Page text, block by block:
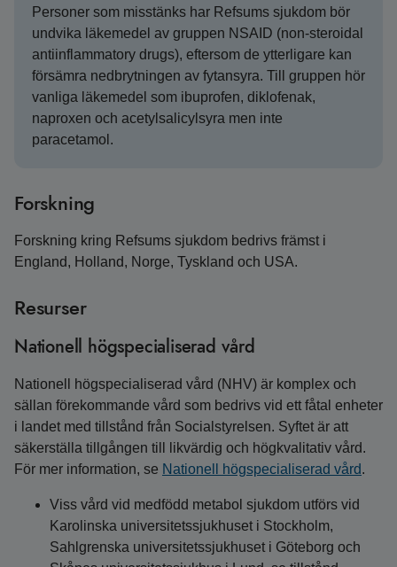
Personer som misstänks har Refsums sjukdom bör
undvika läkemedel av gruppen NSAID (non-steroidal
antiinflammatory drugs), eftersom de ytterligare kan
försämra nedbrytningen av fytansyra. Till gruppen hör
vanliga läkemedel som ibuprofen, diklofenak,
naproxen och acetylsalicylsyra men inte
paracetamol.
Forskning
Forskning kring Refsums sjukdom bedrivs främst i
England, Holland, Norge, Tyskland och USA.
Resurser
Nationell högspecialiserad vård
Nationell högspecialiserad vård (NHV) är komplex och
sällan förekommande vård som bedrivs vid ett fåtal enheter
i landet med tillstånd från Socialstyrelsen. Syftet är att
säkerställa tillgången till likvärdig och högkvalitativ vård.
För mer information, se Nationell högspecialiserad vård.
Viss vård vid medfödd metabol sjukdom utförs vid
Karolinska universitetssjukhuset i Stockholm,
Sahlgrenska universitetssjukhuset i Göteborg och